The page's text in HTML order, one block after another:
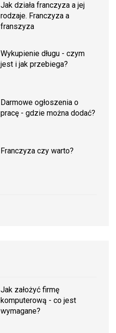
Jak działa franczyza a jej
rodzaje. Franczyza a
franszyza
Wykupienie długu - czym
jest i jak przebiega?
Darmowe ogłoszenia o
pracę - gdzie można dodać?
Franczyza czy warto?
Jak założyć firmę
komputerową - co jest
wymagane?